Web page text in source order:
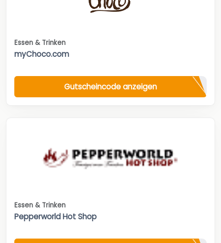
Essen & Trinken
myChoco.com
Gutscheincode anzeigen
Essen & Trinken
Pepperworld Hot Shop